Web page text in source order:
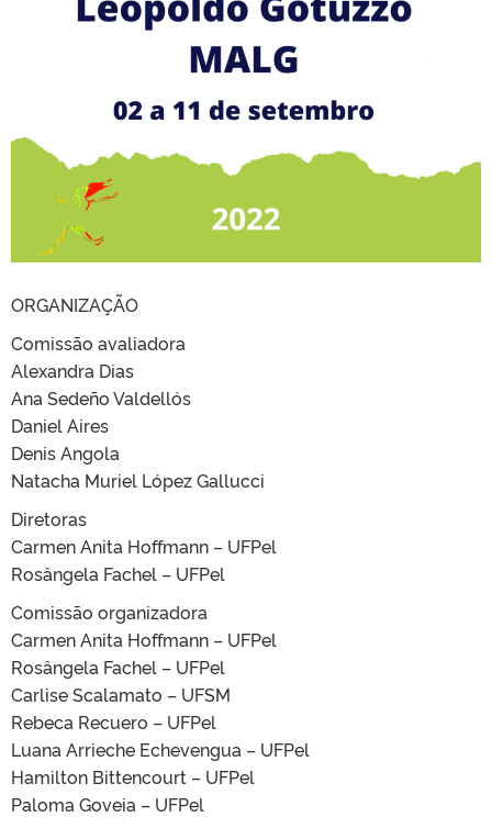
ORGANIZAÇÃO
Comissão avaliadora
Alexandra Dias
Ana Sedeño Valdellós
Daniel Aires
Denis Angola
Natacha Muriel López Gallucci
Diretoras
Carmen Anita Hoffmann – UFPel
Rosângela Fachel – UFPel
Comissão organizadora
Carmen Anita Hoffmann – UFPel
Rosângela Fachel – UFPel
Carlise Scalamato – UFSM
Rebeca Recuero – UFPel
Luana Arrieche Echevengua – UFPel
Hamilton Bittencourt – UFPel
Paloma Goveia – UFPel